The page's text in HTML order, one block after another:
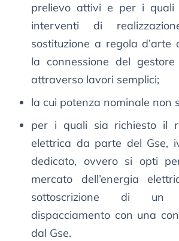
prelievo attivi e per i quali
interventi di
sostituzione a regola d’arte
la connessione del
attraverso lavori semplici;
la cui potenza nominale non
per i quali sia richiesto il
elettrica da parte del Gse,
dedicato, ovvero si opti
mercato dell’energia
sottoscrizione di un
dispacciamento con una
dal Gse.